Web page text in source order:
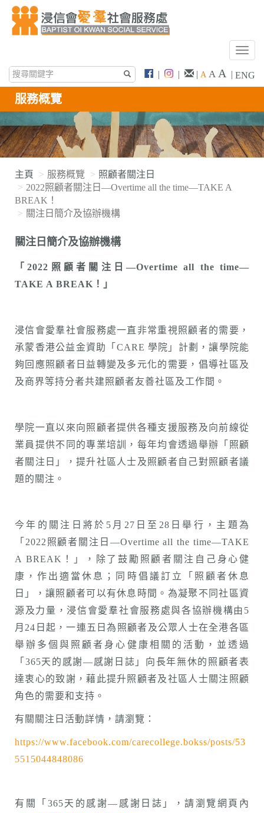
T
g
n
a
v
| | | A A A | ENG
服務概覽
主頁 服務概覽
照顧者關注日
2022照顧者關注日—Overtime all the time—TAKE A
BREAK！
關注日簡介及協辦機構
關注日簡介及協辦機構
「2022照顧者關注日—Overtime all the time—
TAKE A BREAK！」
浸信會愛羣社會服務處一直非常重視照顧者的需要，
承蒙香港公益金資助「CARE 學院」計劃，讓學院能
夠回應照顧者日益轉變及多元化的需要，倡導社區及
及商界等持分者共建照顧者友善社區及工作間。
學院一直以來向照顧者提供各種支援服務及向前線從
業員提供不同的專業培訓，每年均會透過舉辦「照顧
者關注日」，提升社區人士及照顧者自己對照顧者議
題的關注。
今年的關注日將於5月27日至28日舉行，主題為
「2022照顧者關注日—Overtime all the time—TAKE
A BREAK！」，除了鼓勵照顧者關注自己身心健
康，作出適當休息；同時倡議訂立「照顧者休息
日」，讓照顧者可以有休息時間。為凝聚不同社區資
源及力量，浸信會愛羣社會服務處與各協辦機構由5
月24日起，一連五日為照顧者及公眾人士在全港各區
舉辦多個與照顧者身心健康相關的活動，並透過
「365天的感謝—感謝日誌」向長年無休的照顧者表
達衷心的致謝，藉此提升照顧者及社區人士關注照顧
角色的需要和支持。
有關關注日活動詳情，請瀏覽：
https://www.facebook.com/carecollege.bokss/posts/53
5515044848086
有關「365天的感謝—感謝日誌」，請瀏覽網頁內